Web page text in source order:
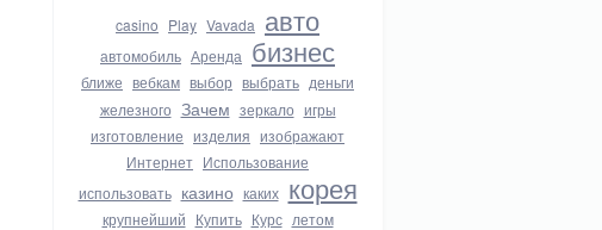
casino Play Vavada авто
автомобиль Аренда бизнес
ближе вебкам выбор выбрать деньги
железного Зачем зеркало игры
изготовление изделия изображают
Интернет Использование
использовать казино каких корея
крупнейший Купить Курс летом